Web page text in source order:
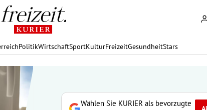
PolitikWirtschaftSportKulturFreizeitGesundheitStars
Wählen Sie KURIER als bevorzugte